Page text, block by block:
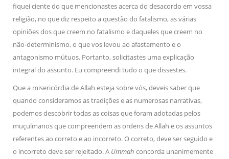
Kharrazi, que encontra-se visitando
fiquei ciente do que mencionastes acerca do desacordo em vossa
religião, no que diz respeito a questão do fatalismo, as várias
opiniões dos que creem no fatalismo e daqueles que creem no
não-determinismo, o que vos levou ao afastamento e o
antagonismo mútuos. Portanto, solicitastes uma explicação
integral do assunto. Eu compreendi tudo o que dissestes.
Que a misericórdia de Allah esteja sobre vós, deveis saber que
quando consideramos as tradições e as numerosas narrativas,
podemos descobrir todas as coisas que foram adotadas pelos
muçulmanos que compreendem as ordens de Allah e os assuntos
referentes ao correto e ao incorreto. O correto, deve ser seguido e
o incorreto deve ser rejeitado. A Ummah concorda unanimemente